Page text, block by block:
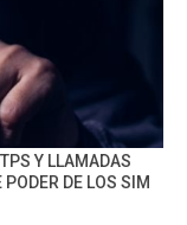
Y LLAMADAS
DE LOS SIM